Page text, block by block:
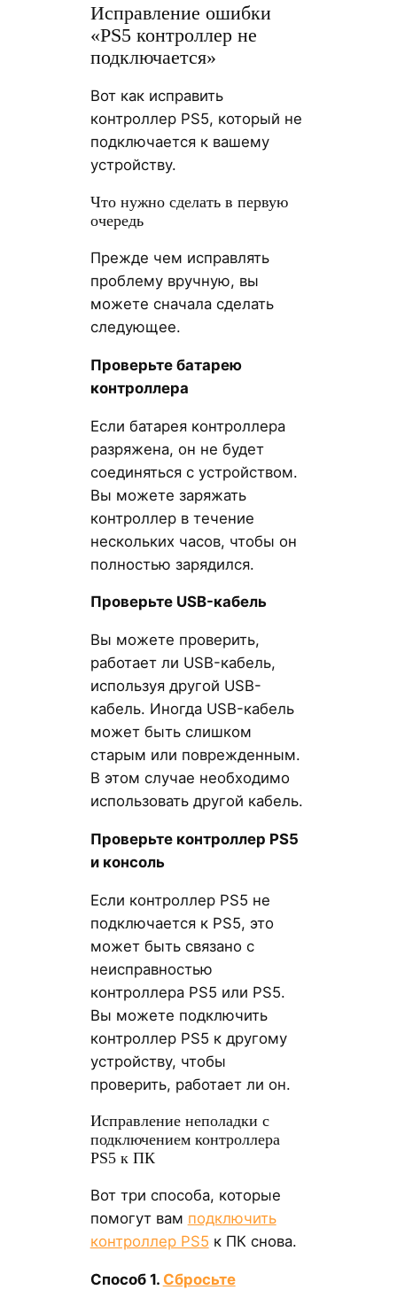
Исправление ошибки
«PS5 контроллер не
подключается»
Вот как исправить
контроллер PS5, который не
подключается к вашему
устройству.
Что нужно сделать в первую
очередь
Прежде чем исправлять
проблему вручную, вы
можете сначала сделать
следующее.
Проверьте батарею
контроллера
Если батарея контроллера
разряжена, он не будет
соединяться с устройством.
Вы можете заряжать
контроллер в течение
нескольких часов, чтобы он
полностью зарядился.
Проверьте USB-кабель
Вы можете проверить,
работает ли USB-кабель,
используя другой USB-
кабель. Иногда USB-кабель
может быть слишком
старым или поврежденным.
В этом случае необходимо
использовать другой кабель.
Проверьте контроллер PS5
и консоль
Если контроллер PS5 не
подключается к PS5, это
может быть связано с
неисправностью
контроллера PS5 или PS5.
Вы можете подключить
контроллер PS5 к другому
устройству, чтобы
проверить, работает ли он.
Исправление неполадки с
подключением контроллера
PS5 к ПК
Вот три способа, которые
помогут вам подключить
контроллер PS5 к ПК снова.
Способ 1. Сбросьте